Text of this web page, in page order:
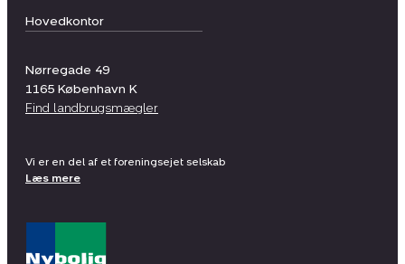
Hovedkontor
Nørregade 49
1165 København K
Find landbrugsmægler
Vi er en del af et foreningsejet selskab
Læs mere